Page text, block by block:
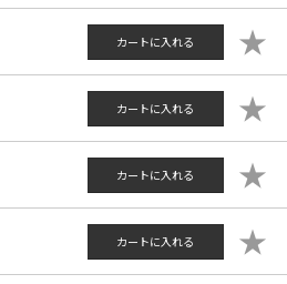
カートに入れる ★
カートに入れる ★
カートに入れる ★
カートに入れる ★